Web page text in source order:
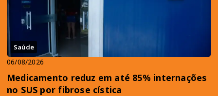
Saúde
06/08/2026
Medicamento reduz em até 85% internações
no SUS por fibrose cística